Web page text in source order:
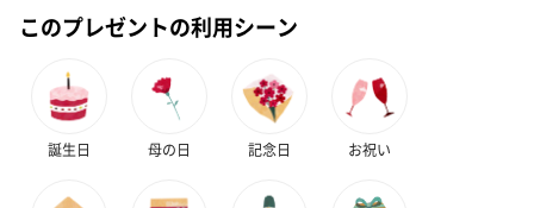
ゼリーバウム カット
麦わらパンダバウム
このプレゼントの利用シーン
誕生日 母の日 記念日 お祝い